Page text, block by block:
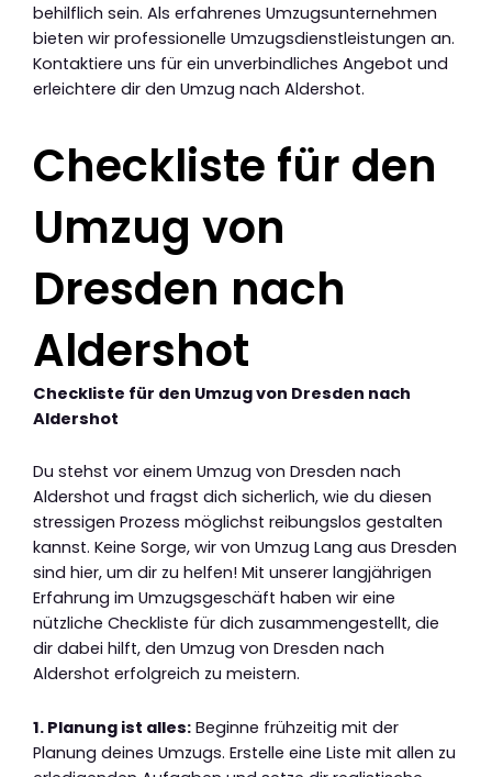
behilflich sein. Als erfahrenes Umzugsunternehmen
bieten wir professionelle Umzugsdienstleistungen an.
Kontaktiere uns für ein unverbindliches Angebot und
erleichtere dir den Umzug nach Aldershot.
Checkliste für den
Umzug von
Dresden nach
Aldershot
Checkliste für den Umzug von Dresden nach
Aldershot
Du stehst vor einem Umzug von Dresden nach
Aldershot und fragst dich sicherlich, wie du diesen
stressigen Prozess möglichst reibungslos gestalten
kannst. Keine Sorge, wir von Umzug Lang aus Dresden
sind hier, um dir zu helfen! Mit unserer langjährigen
Erfahrung im Umzugsgeschäft haben wir eine
nützliche Checkliste für dich zusammengestellt, die
dir dabei hilft, den Umzug von Dresden nach
Aldershot erfolgreich zu meistern.
1. Planung ist alles: Beginne frühzeitig mit der
Planung deines Umzugs. Erstelle eine Liste mit allen zu